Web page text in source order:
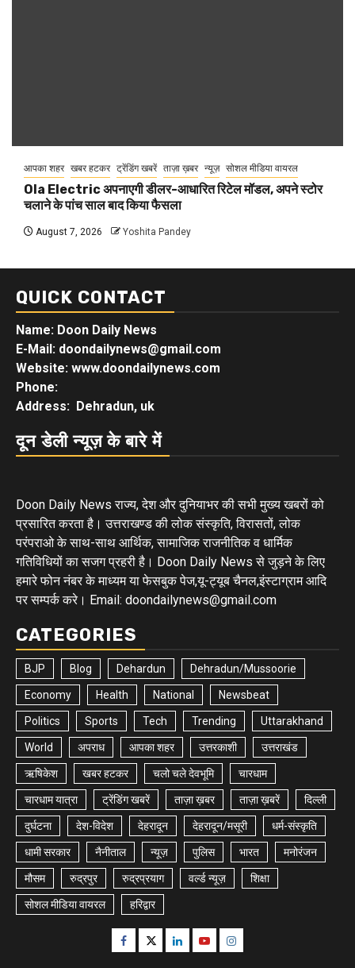
आपका शहर खबर हटकर ट्रेंडिंग खबरें ताज़ा ख़बर न्यूज़ सोशल मीडिया वायरल
Ola Electric अपनाएगी डीलर-आधारित रिटेल मॉडल, अपने स्टोर
चलाने के पांच साल बाद किया फैसला
August 7, 2026 Yoshita Pandey
QUICK CONTACT
Name: Doon Daily News
E-Mail: doondailynews@gmail.com
Website: www.doondailynews.com
Phone:
Address: Dehradun, uk
दून डेली न्यूज़ के बारे में
Doon Daily News राज्य, देश और दुनियाभर की सभी मुख्य खबरों को
प्रसारित करता है। उत्तराखण्ड की लोक संस्कृति, विरासतों, लोक
परंपराओ के साथ-साथ आर्थिक, सामाजिक राजनीतिक व धार्मिक
गतिविधियों का सजग प्रहरी है। Doon Daily News से जुड़ने के लिए
हमारे फोन नंबर के माध्यम या फेसबुक पेज,यू-ट्यूब चैनल,इंस्टाग्राम आदि
पर सम्पर्क करे। Email: doondailynews@gmail.com
CATEGORIES
BJP Blog Dehardun Dehradun/Mussoorie
Economy Health National Newsbeat
Politics Sports Tech Trending Uttarakhand
World अपराध आपका शहर उत्तरकाशी उत्तराखंड
ऋषिकेश खबर हटकर चलो चले देवभूमि चारधाम
चारधाम यात्रा ट्रेंडिंग खबरें ताज़ा ख़बर ताज़ा ख़बरें दिल्ली
दुर्घटना देश-विदेश देहरादून देहरादून/मसूरी धर्म-संस्कृति
धामी सरकार नैनीताल न्यूज़ पुलिस भारत मनोरंजन
मौसम रुद्रपुर रुद्रप्रयाग वर्ल्ड न्यूज़ शिक्षा
सोशल मीडिया वायरल हरिद्वार
Facebook
TwitterLinkedinYoutubeInstagram